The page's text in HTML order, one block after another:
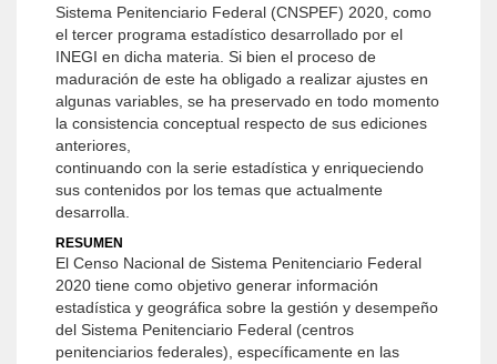
Sistema Penitenciario Federal (CNSPEF) 2020, como
el tercer programa estadístico desarrollado por el
INEGI en dicha materia. Si bien el proceso de
maduración de este ha obligado a realizar ajustes en
algunas variables, se ha preservado en todo momento
la consistencia conceptual respecto de sus ediciones
anteriores,
continuando con la serie estadística y enriqueciendo
sus contenidos por los temas que actualmente
desarrolla.
RESUMEN
El Censo Nacional de Sistema Penitenciario Federal
2020 tiene como objetivo generar información
estadística y geográfica sobre la gestión y desempeño
del Sistema Penitenciario Federal (centros
penitenciarios federales), específicamente en las